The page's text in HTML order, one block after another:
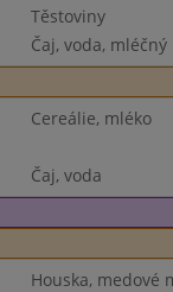
Těstoviny
Čaj, voda,
Cereálie, mléko
Čaj, voda
Houska, medové